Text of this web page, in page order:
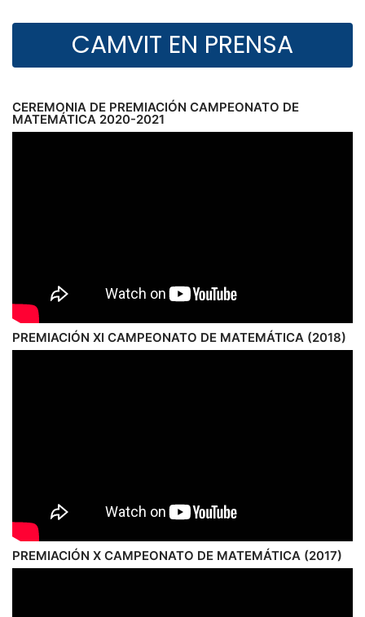
CAMVIT EN PRENSA
CEREMONIA DE PREMIACIÓN CAMPEONATO DE
MATEMÁTICA 2020-2021
PREMIACIÓN XI CAMPEONATO DE MATEMÁTICA (2018)
PREMIACIÓN X CAMPEONATO DE MATEMÁTICA (2017)